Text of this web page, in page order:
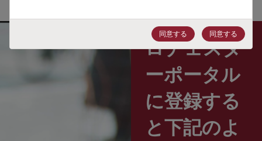
ロチェスタ
ーポータル
に登録する
と下記のよ
同意する 同意する